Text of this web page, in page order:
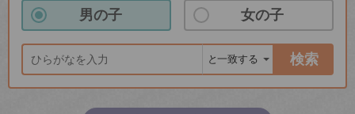
男の子 女の子
検索